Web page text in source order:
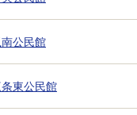
南公民館
条東公民館